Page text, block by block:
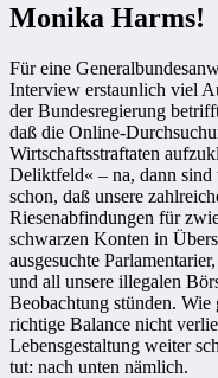
Monika Harms!
Für eine
Interview erstaunlich viel
der Bundesregierung
daß die Online-
Wirtschaftsstraftaten
Deliktfeld« – na, dann
schon, daß ­unsere
Riesenabfindungen für
schwarzen Konten in
ausgesuchte
und all unsere illegalen
Beobachtung stünden.
richtige Balance nicht
Lebensgestaltung weiter
tut: nach unten nämlich.